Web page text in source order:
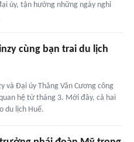
úy, tận hưởng những ngày nghỉ
cùng bạn trai du lịch
và Đại úy Thăng Văn Cương công
hệ từ tháng 3. Mới đây, cả hai
du lịch Huế.